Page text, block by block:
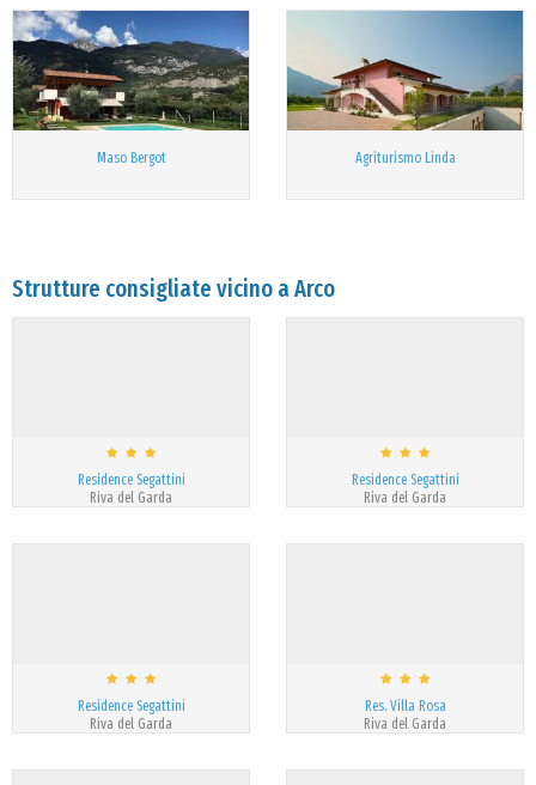
Maso Bergot Agriturismo Linda
Strutture consigliate vicino a Arco
Residence Segattini
Riva del Garda
Residence Segattini
Riva del Garda
Residence Segattini
Riva del Garda
Res. Villa Rosa
Riva del Garda